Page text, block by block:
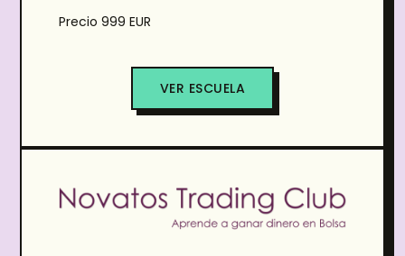
Precio 999 EUR
VER ESCUELA